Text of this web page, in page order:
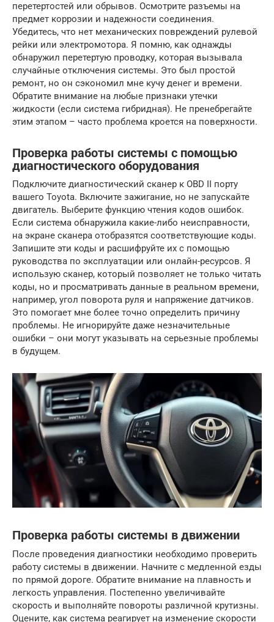
перетертостей или обрывов. Осмотрите разъемы на
предмет коррозии и надежности соединения.
Убедитесь, что нет механических повреждений рулевой
рейки или электромотора. Я помню, как однажды
обнаружил перетертую проводку, которая вызывала
случайные отключения системы. Это был простой
ремонт, но он сэкономил мне кучу денег и времени.
Обратите внимание на любые признаки утечки
жидкости (если система гибридная). Не пренебрегайте
этим этапом – часто проблема кроется на поверхности.
Проверка работы системы с помощью
диагностического оборудования
Подключите диагностический сканер к OBD II порту
вашего Toyota. Включите зажигание, но не запускайте
двигатель. Выберите функцию чтения кодов ошибок.
Если система обнаружила какие-либо неисправности,
на экране сканера отобразятся соответствующие коды.
Запишите эти коды и расшифруйте их с помощью
руководства по эксплуатации или онлайн-ресурсов. Я
использую сканер, который позволяет не только читать
коды, но и просматривать данные в реальном времени,
например, угол поворота руля и напряжение датчиков.
Это помогает мне более точно определить причину
проблемы. Не игнорируйте даже незначительные
ошибки – они могут указывать на серьезные проблемы
в будущем.
Проверка работы системы в движении
После проведения диагностики необходимо проверить
работу системы в движении. Начните с медленной езды
по прямой дороге. Обратите внимание на плавность и
легкость управления. Постепенно увеличивайте
скорость и выполняйте повороты различной крутизны.
Оцените, как система реагирует на изменение скорости